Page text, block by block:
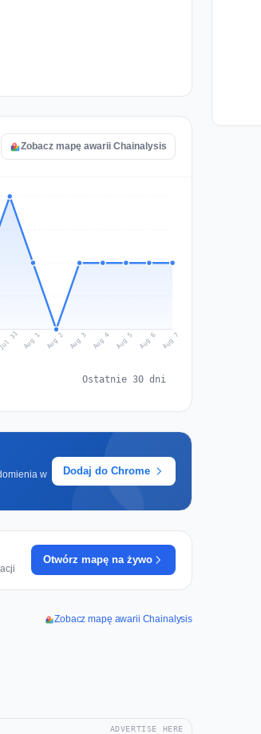
Zobacz mapę awarii Chainalysis
Jul 31 Aug 1 Aug 2 Aug 3 Aug 4 Aug 5 Aug 6 Aug 7
Ostatnie 30 dni
w
Dodaj do Chrome
Otwórz mapę na żywo
Zobacz mapę awarii Chainalysis
ADVERTISE HERE